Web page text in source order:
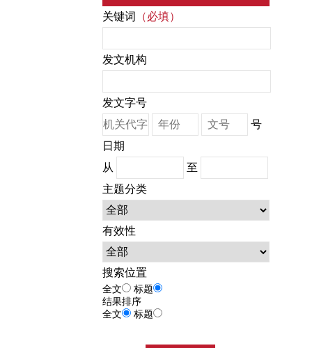
关键词 （必填）
发文机构
发文字号
号
日期
从
至
主题分类
有效性
搜索位置
全文
标题
结果排序
全文
标题